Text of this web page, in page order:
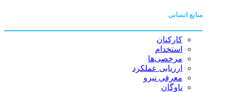
منابع انسانی
کارکنان
استخدام
مرخصی‌ها
ارزیابی عملکرد
معرفی نیرو
ناوگان